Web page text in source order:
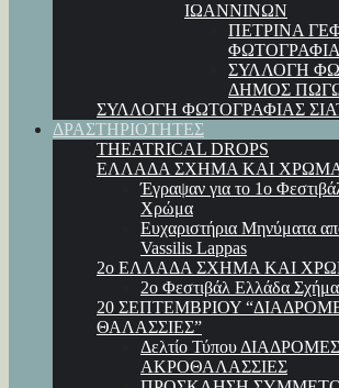
ΙΩΑΝΝΙΝΩΝ
ΠΕΤΡΙΝΑ
ΣΥΛΛΟΓΗ
ΔΗΜΟΣ
ΣΥΛΛΟΓΗ ΦΩΤΟΓΡΑΦΙΑΣ
ΔΡΑΣΤΗΡΙΟΤΗΤΕΣ
THEATRICAL DROPS
ΕΛΛΑΔΑ ΣΧΗΜΑ ΚΑΙ
Έγραψαν για το 1ο
Χρώμα
Ευχαριστήρια Μηνύματα
Vassilis Lappas
2ο ΕΛΛΑΔΑ ΣΧΗΜΑ ΚΑΙ
2ο Φεστιβάλ Ελλάδα
20 ΣΕΠΤΕΜΒΡΙΟΥ
ΘΑΛΑΣΣΙΕΣ”
Δελτίο Τύπου ΔΙΑΔΡΟΜΕΣ
ΑΚΡΟΘΑΛΑΣΣΙΕΣ